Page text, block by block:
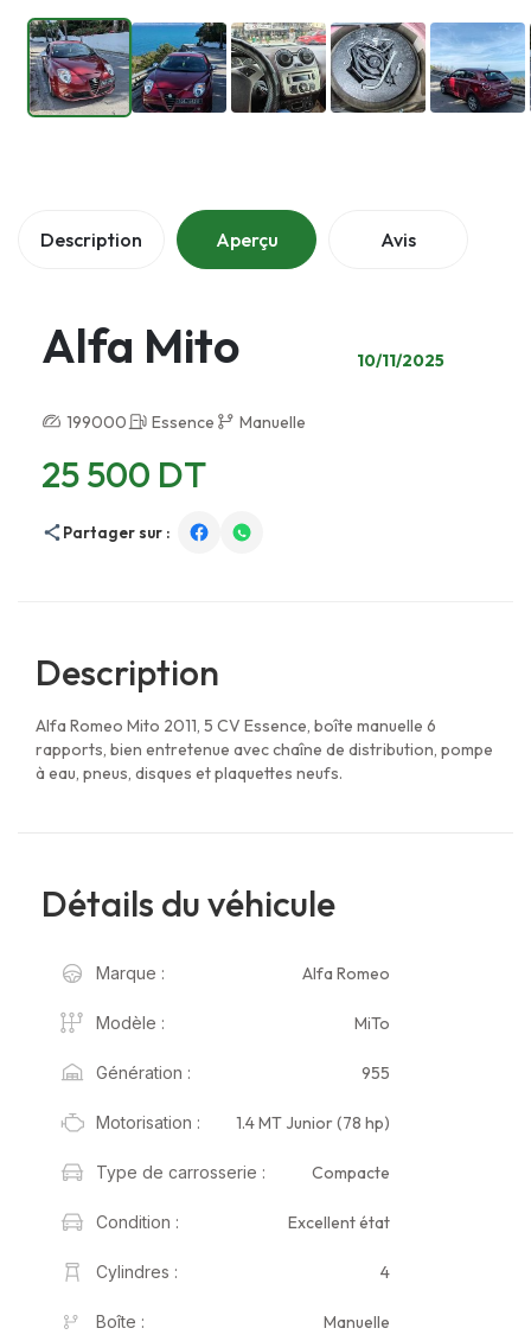
Description Aperçu Avis
Alfa Mito 10/11/2025
199000 Essence Manuelle
25 500 DT
Partager sur :
Description
Alfa Romeo Mito 2011, 5 CV Essence, boîte manuelle 6
rapports, bien entretenue avec chaîne de distribution, pompe
à eau, pneus, disques et plaquettes neufs.
Détails du véhicule
Marque : Alfa Romeo
Modèle : MiTo
Génération : 955
Motorisation : 1.4 MT Junior (78 hp)
Type de carrosserie : Compacte
Condition : Excellent état
Cylindres : 4
Boîte : Manuelle